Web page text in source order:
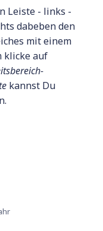
Leiste - links -
dabeben den
mit einem
klicke auf
kannst Du